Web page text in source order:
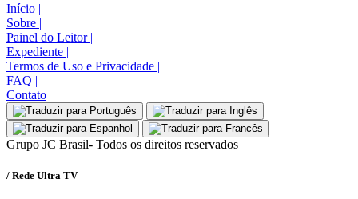
Início |
Sobre |
Painel do Leitor |
Expediente |
Termos de Uso e Privacidade |
FAQ |
Contato
Grupo JC Brasil- Todos os direitos reservados
/ Rede Ultra TV